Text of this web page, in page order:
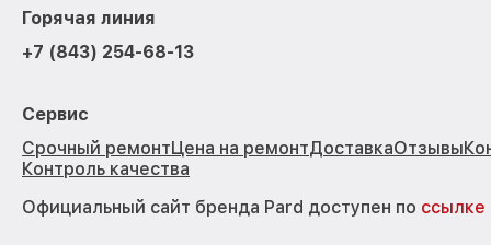
Горячая линия
+7 (843) 254-68-13
Сервис
Срочный ремонтЦена на ремонтДоставкаОтзывы
Контроль качества
Официальный сайт бренда Pard доступен по ссылке